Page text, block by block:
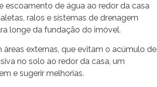
escoamento de água ao redor da casa
ralos e sistemas de drenagem
longe da fundação do imóvel.
externas, que evitam o acúmulo de
no solo ao redor da casa, um
e sugerir melhorias.